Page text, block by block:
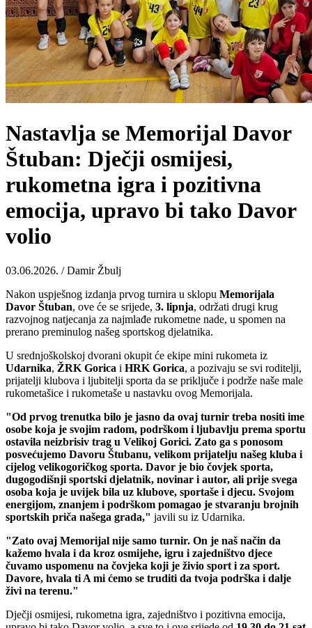
Nastavlja se Memorijal Davor
Štuban: Dječji osmijesi,
rukometna igra i pozitivna
emocija, upravo bi tako Davor
volio
03.06.2026. / Damir Žbulj
Nakon uspješnog izdanja prvog turnira u sklopu Memorijala
Davor Štuban, ove će se srijede, 3. lipnja, održati drugi krug
razvojnog natjecanja za najmlađe rukometne nade, u spomen na
prerano preminulog našeg sportskog djelatnika.
U srednjoškolskoj dvorani okupit će ekipe mini rukometa iz
Udarnika, ŽRK Gorica i HRK Gorica, a pozivaju se svi roditelji,
prijatelji klubova i ljubitelji sporta da se priključe i podrže naše male
rukometašice i rukometaše u nastavku ovog Memorijala.
"Od prvog trenutka bilo je jasno da ovaj turnir treba nositi ime
osobe koja je svojim radom, podrškom i ljubavlju prema sportu
ostavila neizbrisiv trag u Velikoj Gorici. Zato ga s ponosom
posvećujemo Davoru Štubanu, velikom prijatelju našeg kluba i
cijelog velikogoričkog sporta. Davor je bio čovjek sporta,
dugogodišnji sportski djelatnik, novinar i autor, ali prije svega
osoba koja je uvijek bila uz klubove, sportaše i djecu. Svojom
energijom, znanjem i podrškom pomagao je stvaranju brojnih
sportskih priča našega grada," javili su iz Udarnika.
"Zato ovaj Memorijal nije samo turnir. On je naš način da
kažemo hvala i da kroz osmijehe, igru i zajedništvo djece
čuvamo uspomenu na čovjeka koji je živio sport i za sport.
Davore, hvala ti A mi ćemo se truditi da tvoja podrška i dalje
živi na terenu."
Dječji osmijesi, rukometna igra, zajedništvo i pozitivna emocija,